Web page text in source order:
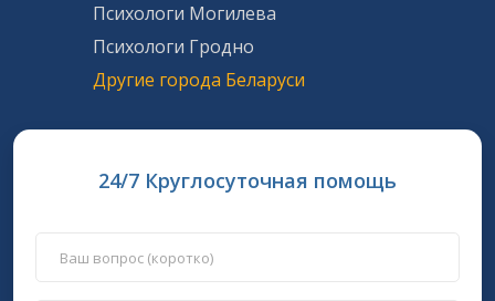
Психологи Могилева
Психологи Гродно
Другие города Беларуси
24/7 Круглосуточная помощь